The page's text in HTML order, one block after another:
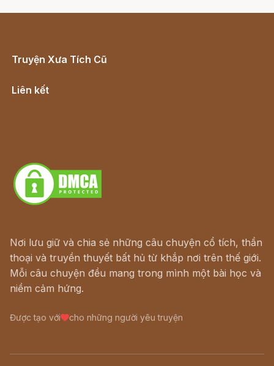
Truyện Xưa Tích Cũ
Liên kết
Nơi lưu giữ và chia sẻ những câu chuyện cổ tích, thần
thoại và truyền thuyết bất hủ từ khắp nơi trên thế giới.
Mỗi câu chuyện đều mang trong mình một bài học và
niềm cảm hứng.
Được tạo với cho những người yêu truyện